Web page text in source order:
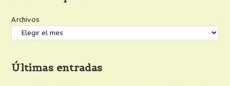
Archivos
Últimas entradas